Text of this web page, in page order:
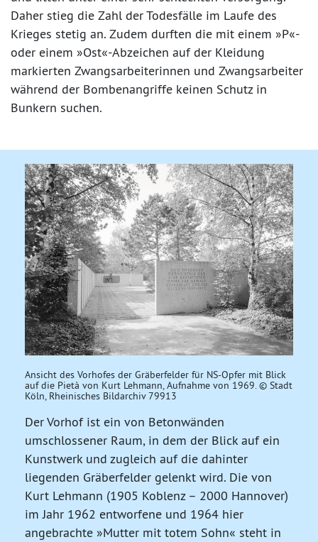
Daher stieg die Zahl der Todesfälle im Laufe des
Krieges stetig an. Zudem durften die mit einem »P«-
oder einem »Ost«-Abzeichen auf der Kleidung
markierten Zwangsarbeiterinnen und Zwangsarbeiter
während der Bombenangriffe keinen Schutz in
Bunkern suchen.
Ansicht des Vorhofes der Gräberfelder für NS-Opfer mit Blick
auf die Pietà von Kurt Lehmann, Aufnahme von 1969. © Stadt
Köln, Rheinisches Bildarchiv 79913
Der Vorhof ist ein von Betonwänden
umschlossener Raum, in dem der Blick auf ein
Kunstwerk und zugleich auf die dahinter
liegenden Gräberfelder gelenkt wird. Die von
Kurt Lehmann (1905 Koblenz – 2000 Hannover)
im Jahr 1962 entworfene und 1964 hier
angebrachte »Mutter mit totem Sohn« steht in